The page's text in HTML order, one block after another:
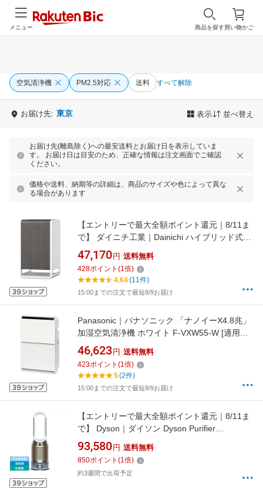
買い物かご
商品を探す
メニュー
空気清浄機 PM2.5対応 送料 すべて解除
お届け先: 東京 表示 並べ替え
お届け先(離島除く)への最安送料とお届け日を表示していま
す。 お届け日は目安のため、正確な情報は注文画面でご確認
ください。
価格や送料、納期等の詳細は、商品のサイズや色によって異な
る場合があります
【エントリーで最大全額ポイント還元｜8/11ま
で】 ダイニチ工業｜Dainichi ハイブリッド式空
気清浄機 CL-HB924-WT [適用畳数：38畳
/PM2.5対応]【newlife_campaign_f】
47,170 円 送料無料
428ポイント (1倍)
4.64(11件)
15:00までの注文で最短8/9お届け
Panasonic｜パナソニック 「ナノイーX4.8兆」
加湿空気清浄機 ホワイト F-VXW55-W [適用畳
数：25畳 /最大適用畳数(加湿)：14畳 /PM2.5対
応]
46,623 円 送料無料
423ポイント (1倍)
5(2件)
15:00までの注文で最短8/9お届け
【エントリーで最大全額ポイント還元｜8/11ま
で】 Dyson｜ダイソン Dyson Purifier
Humidify+Cool PH2 De-NOx 加湿空気清浄機 ホ
ワイト/ゴールド PH05WG [適用畳数：36畳 /最
大適用畳数(加湿)：10畳 /PM2.5対応]
93,580 円 送料無料
850ポイント (1倍)
約3週間で出荷予定